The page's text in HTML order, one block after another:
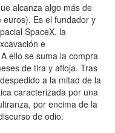
alcanza algo más de
Es el fundador y
SpaceX, la
e
ello se suma la compra
de tira y afloja. Tras
a la mitad de la
caracterizada por una
por encima de la
de odio.